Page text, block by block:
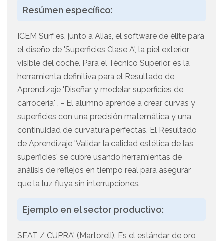
Resúmen específico:
ICEM Surf es, junto a Alias, el software de élite para
el diseño de 'Superficies Clase A', la piel exterior
visible del coche. Para el Técnico Superior, es la
herramienta definitiva para el Resultado de
Aprendizaje 'Diseñar y modelar superficies de
carrocería' . - El alumno aprende a crear curvas y
superficies con una precisión matemática y una
continuidad de curvatura perfectas. El Resultado
de Aprendizaje 'Validar la calidad estética de las
superficies' se cubre usando herramientas de
análisis de reflejos en tiempo real para asegurar
que la luz fluya sin interrupciones.
Ejemplo en el sector productivo:
SEAT / CUPRA' (Martorell). Es el estándar de oro